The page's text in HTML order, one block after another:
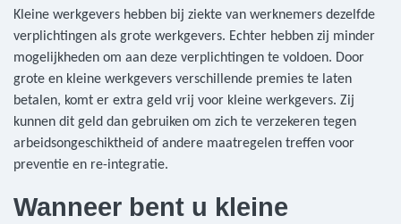
Kleine werkgevers hebben bij ziekte van werknemers dezelfde
verplichtingen als grote werkgevers. Echter hebben zij minder
mogelijkheden om aan deze verplichtingen te voldoen. Door
grote en kleine werkgevers verschillende premies te laten
betalen, komt er extra geld vrij voor kleine werkgevers. Zij
kunnen dit geld dan gebruiken om zich te verzekeren tegen
arbeidsongeschiktheid of andere maatregelen treffen voor
preventie en re-integratie.
Wanneer bent u kleine